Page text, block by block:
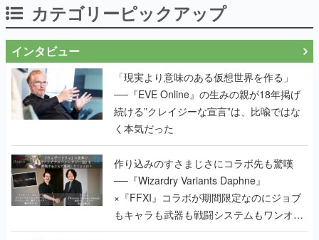
カテゴリーピックアップ
インタビュー
「現実より意味のある仮想世界を作る」
──『EVE Online』の生みの親が18年掲げ
続ける”クレイジーな宣言”は、比喩ではな
く本気だった
作り込みのすさまじさにコラボ先も驚嘆
──『Wizardry Variants Daphne』
×『FFXI』コラボが期間限定なのにジョブ
もキャラも武器も戦闘システムもワンオフ
で作り込まれた理由を両ディレクターに聞